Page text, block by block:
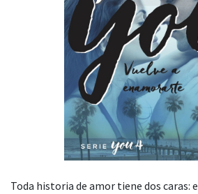
Toda historia de amor tiene dos caras: